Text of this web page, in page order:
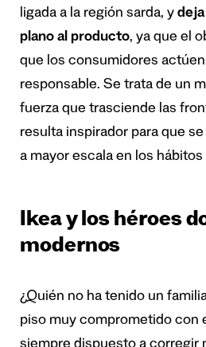
ligada a la región sarda, y
plano al producto, ya que el
que los consumidores
responsable. Se trata de un
fuerza que trasciende las
resulta inspirador para que
a mayor escala en los
Ikea y los héroes
modernos
¿Quién no ha tenido un
piso muy comprometido con